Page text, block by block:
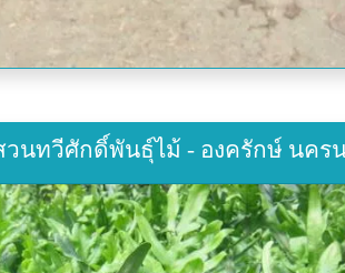
วนทวีศักดิ์พันธุ์ไม้ - องครักษ์ นคร